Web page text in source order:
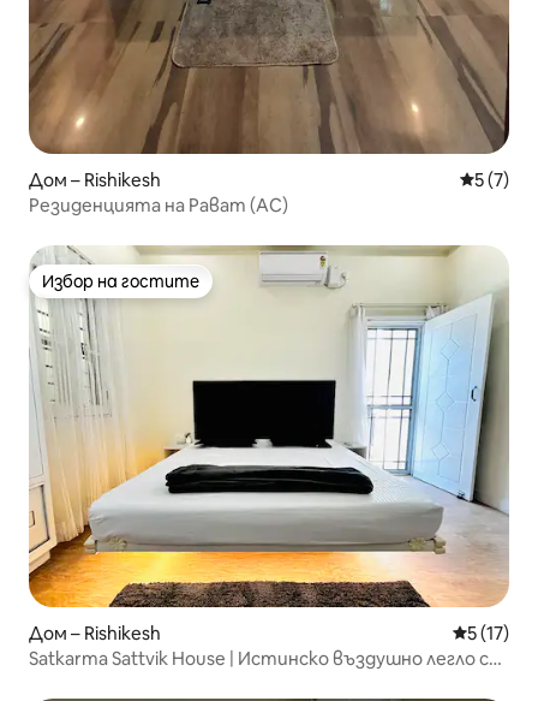
Дом – Rishikesh Средна
5 (7)
Резиденцията на Рават (AC)
Избор на гостите
Избор на гостите
Дом – Rishikesh Средна
5 (17)
Satkarma Sattvik House | Истинско въздушно легло с